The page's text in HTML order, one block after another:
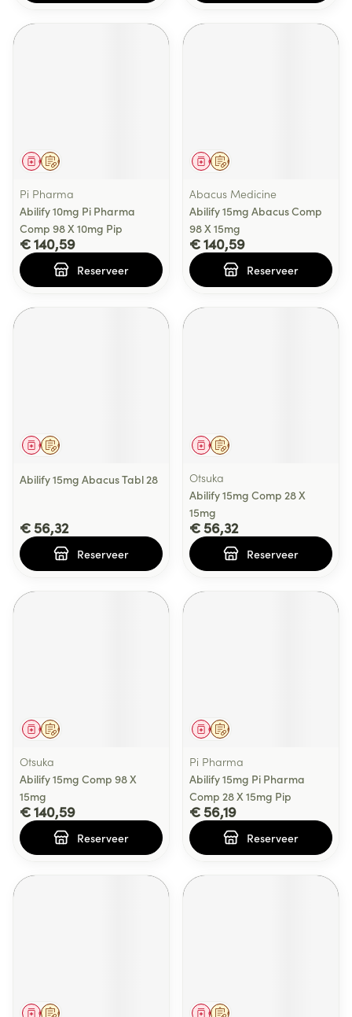
Op voorschrift
Geneesmiddel
Pi Pharma
Abilify 10mg Pi Pharma
Comp 98 X 10mg Pip
€ 140,59
Reserveer
Op voorschrift
Geneesmiddel
Abacus Medicine
Abilify 15mg Abacus Comp
98 X 15mg
€ 140,59
Reserveer
Op voorschrift
Geneesmiddel
Abilify 15mg Abacus Tabl 28
€ 56,32
Reserveer
Op voorschrift
Geneesmiddel
Otsuka
Abilify 15mg Comp 28 X
15mg
€ 56,32
Reserveer
Op voorschrift
Geneesmiddel
Otsuka
Abilify 15mg Comp 98 X
15mg
€ 140,59
Reserveer
Op voorschrift
Geneesmiddel
Pi Pharma
Abilify 15mg Pi Pharma
Comp 28 X 15mg Pip
€ 56,19
Reserveer
Op voorschrift
Geneesmiddel Op voorschrift
Geneesmiddel